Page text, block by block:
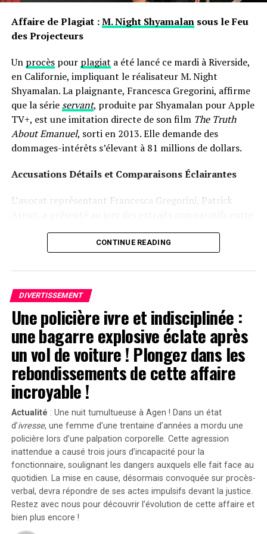
Un rapport conjoint publié en 2018 par le Center
Australien pour la recherche sur la Sexualité ,la Santé &
notamment plusieurs témoignages poignants issus
directement des expériences vécues par ceux ayant subi
ces traitements abusifs.
Il révélait entre autres points communs parmi ses
participants :
concernant leur attirance envers même sexe.
La foi occupait alors une place centrale durant
Chaque individu portait un profondchagrin
sentiment imposé selon lequel ils étaient
Des recherches supplémentaires montrent aussi
fréquemment chez ceux touchés : symptômes
arduousés psychologiques variées , augmentation
risques auto-agression/suicidalités etc…
La publicationPrévenir Les Dommages Promouvoir La
Justiceestime actuellement près 10% Australiens
LGBTQIA+ demeurent vulnérables face risques liés
thérapeutiques nocifs .
SARAA reçoit régulièrement contact provenant
membres communautés ayant vécu expériences
similaires principalement issues contextes religieux
conservateurs .
Si vous avez souffert suite interventions liées
conversions veuillez contacter SARAA ici; sinon
adressez-vous organisation locale similaire offrant
ils portent avec eux des récits et influencent nos
interactions sociales depuis notre enfance jusqu’à l’âge
adulte.
Affaire de Plagiat :M. Night Shyamalansous le Feu
des Projecteurs
Un procèspour plagiat a été lancé ce mardi à Riverside,
en Californie, impliquant le réalisateur M. Night
Shyamalan. La plaignante, Francesca Gregorini, affirme
que la série servant, produite par Shyamalan pour Apple
TV+, est une imitation directe de son film The Truth
About Emanuel, sorti en 2013. Elle demande des
dommages-intérêts s’élevant à 81 millions de dollars.
Accusations Détails et Comparaisons Éclairantes
L’avocat représentant Francesca Gregorini, Patrick
prenant soin d’une poupée comme si c’était un véritable
flagrant », a-t-il déclaré devant le jury selon
Variety. »SansEmanuel
Divergences dans les Arguments Juridiques
En réponse aux allégations portées contre lui, l’équipe
juridique défendant Shyamalan soutient que Tony
Basgallop, le créateur britannique derrière la série
Servant, avait commencé à développer ce projet bien
avant la sortie du film de Francesca Gregorini.
« Elle cherche simplement à tirer profit d’un travail
qu’elle n’a pas conçu », a affirmé l’avocate Brittany
Amadi lors du procès.En 2020, une première plainte
avait été rejetée ; néanmoins, la cour d’appel avait
rouvert l’affaire en considérant qu’il existait un débat
légitime concernant les « similarités substantielles »
entre les deux œuvres.Cette affaire soulève des
questions cruciales sur l’originalité dans le secteur
CONTINUE READING
DIVERTISSEMENT
Une policière ivre et indisciplinée :
une bagarre explosive éclate après
un vol de voiture ! Plongez dans les
rebondissements de cette affaire
incroyable !
Actualité : Une nuit tumultueuse à Agen ! Dans un état
d’ivresse, une femme d’une trentaine d’années a mordu une
policière lors d’une palpation corporelle. Cette agression
inattendue a causé trois jours d’incapacité pour la
fonctionnaire, soulignant les dangers auxquels elle fait face au
quotidien. La mise en cause, désormais convoquée sur procès-
verbal, devra répondre de ses actes impulsifs devant la justice.
Restez avec nous pour découvrir l’évolution de cette affaire et
bien plus encore !